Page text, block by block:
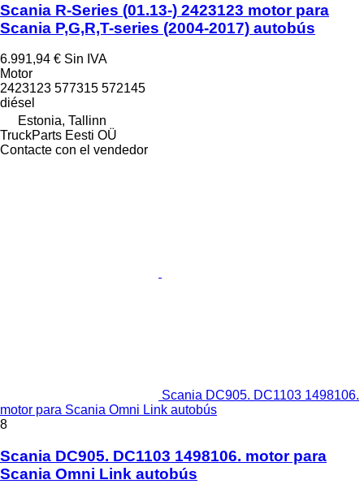
Scania R-Series (01.13-) 2423123 motor para
Scania P,G,R,T-series (2004-2017) autobús
6.991,94 € Sin IVA
Motor
2423123 577315 572145
diésel
Estonia, Tallinn
TruckParts Eesti OÜ
Contacte con el vendedor
Scania DC905. DC1103 1498106.
motor para Scania Omni Link autobús
8
Scania DC905. DC1103 1498106. motor para
Scania Omni Link autobús